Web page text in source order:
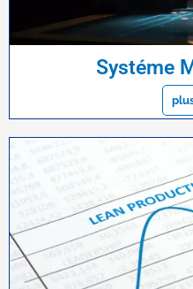
Systéme